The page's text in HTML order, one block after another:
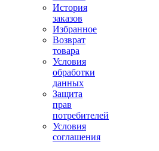
История
заказов
Избранное
Возврат
товара
Условия
обработки
данных
Защита
прав
потребителей
Условия
соглашения